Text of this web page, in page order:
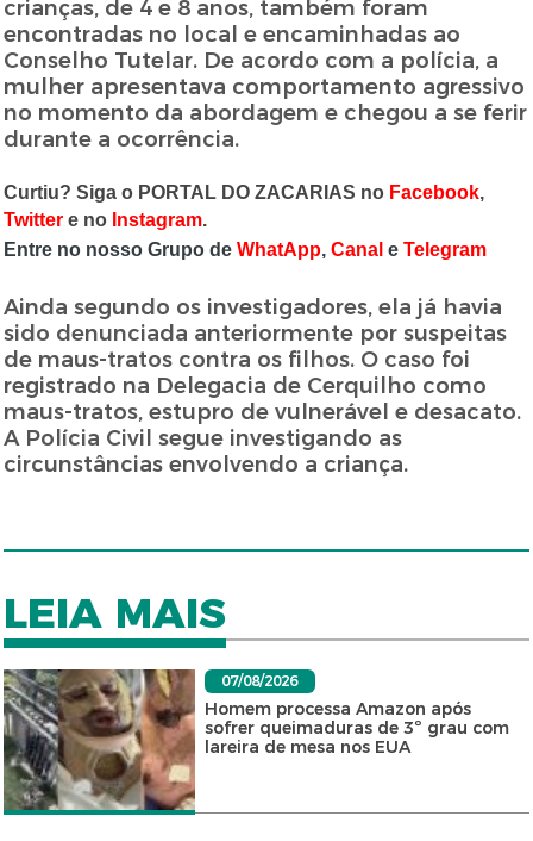
crianças, de 4 e 8 anos, também foram
encontradas no local e encaminhadas ao
Conselho Tutelar. De acordo com a polícia, a
mulher apresentava comportamento agressivo
no momento da abordagem e chegou a se ferir
durante a ocorrência.
Curtiu? Siga o PORTAL DO ZACARIAS no Facebook,
Twitter e no Instagram.
Entre no nosso Grupo deWhatApp,Canal eTelegram
Ainda segundo os investigadores, ela já havia
sido denunciada anteriormente por suspeitas
de maus-tratos contra os filhos. O caso foi
registrado na Delegacia de Cerquilho como
maus-tratos, estupro de vulnerável e desacato.
A Polícia Civil segue investigando as
circunstâncias envolvendo a criança.
LEIA MAIS
07/08/2026
Homem processa Amazon após
sofrer queimaduras de 3º grau com
lareira de mesa nos EUA